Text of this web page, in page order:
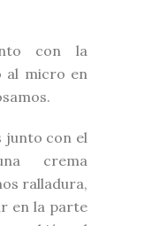
con la
al micro en
junto con el
crema
ralladura,
en la parte